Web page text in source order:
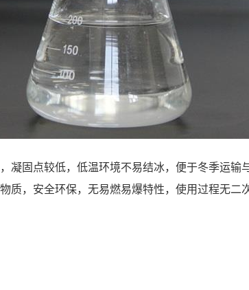
凝固点较低，低温环境不易结冰，便于冬季运输
质，安全环保，无易燃易爆特性，使用过程无二